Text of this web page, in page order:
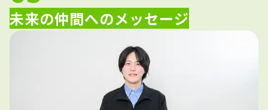
未来の仲間へのメッセージ